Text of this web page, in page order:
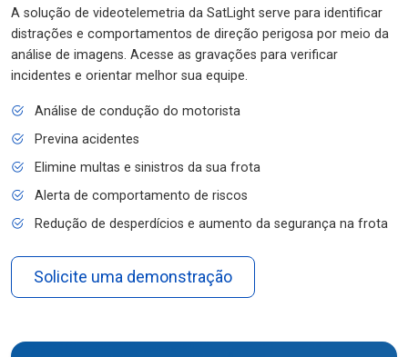
A solução de videotelemetria da SatLight serve para identificar
distrações e comportamentos de direção perigosa por meio da
análise de imagens. Acesse as gravações para verificar
incidentes e orientar melhor sua equipe.
Análise de condução do motorista
Previna acidentes
Elimine multas e sinistros da sua frota
Alerta de comportamento de riscos
Redução de desperdícios e aumento da segurança na frota
Solicite uma demonstração